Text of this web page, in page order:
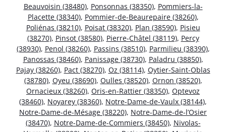
Beauvoisin (38480), Ponsonnas (38350), Pommiers-la-
Placette (38340), Pommier-de-Beaurepaire (38260),
Poliénas (38210), Poisat (38320), Plan (38590), Pisieu
(38270), Pinsot (38580), Pierre-Châtel (38119), Percy
(38930), Penol (38260), Passins (38510), Parmilieu (38390),
Panossas (38460), Panissage (38730), Paladru (38850),
Pajay (38260), Pact (38270), Oz (38114), Oytier-Saint-Oblas
(38780), Oyeu (38690), Oulles (38520), Ornon (38520),
Ornacieux (38260), Oris-en-Rattier (38350), Optevoz
(38460), Noyarey (38360), Notre-Dame-de-Vaulx (38144),
Notre-Dame-de-Mésage (38220), Notre-Dame-de-l’Osier
(38470), Notre-Dame-de-Commiers (38450), Nivolas-